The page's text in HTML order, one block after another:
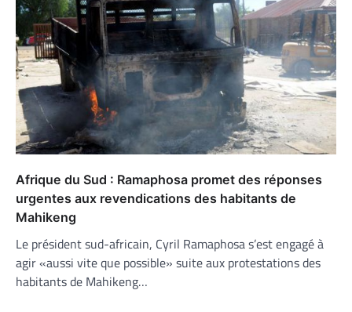
Afrique du Sud : Ramaphosa promet des réponses
urgentes aux revendications des habitants de
Mahikeng
Le président sud-africain, Cyril Ramaphosa s’est engagé à
agir «aussi vite que possible» suite aux protestations des
habitants de Mahikeng…